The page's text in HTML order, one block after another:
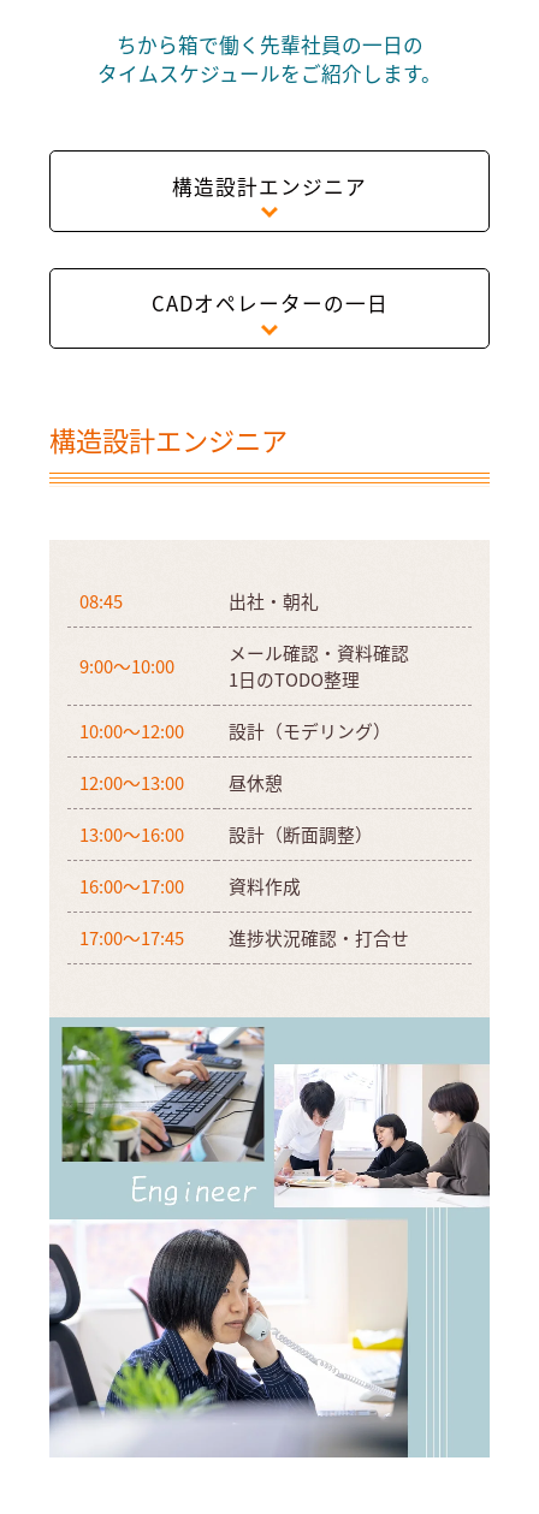
ちから箱で働く先輩社員の一日の
タイムスケジュールをご紹介します。
構造設計エンジニア
CADオペレーターの一日
構造設計エンジニア
08:45 出社・朝礼
9:00～10:00
メール確認・資料確認
1日のTODO整理
10:00～12:00 設計（モデリング）
12:00～13:00 昼休憩
13:00～16:00 設計（断面調整）
16:00～17:00 資料作成
17:00～17:45 進捗状況確認・打合せ